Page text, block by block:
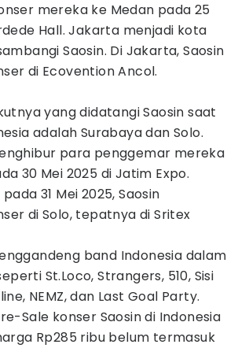
mereka ke Medan pada 25
Hall. Jakarta menjadi kota
Saosin. Di Jakarta, Saosin
di Ecovention Ancol.
yang didatangi Saosin saat
adalah Surabaya dan Solo.
para penggemar mereka
30 Mei 2025 di Jatim Expo.
31 Mei 2025, Saosin
di Solo, tepatnya di Sritex
band Indonesia dalam
St.Loco, Strangers, 510, Sisi
NEMZ, dan Last Goal Party.
Sale konser Saosin di Indonesia
Rp285 ribu belum termasuk